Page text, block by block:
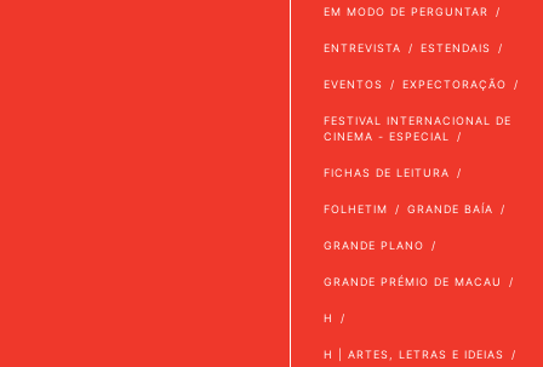
EM MODO DE PERGUNTAR
ENTREVISTA ESTENDAIS
EVENTOS EXPECTORAÇÃO
FESTIVAL INTERNACIONAL DE
CINEMA - ESPECIAL
FICHAS DE LEITURA
FOLHETIM GRANDE BAÍA
GRANDE PLANO
GRANDE PRÉMIO DE MACAU
H
H | ARTES, LETRAS E IDEIAS